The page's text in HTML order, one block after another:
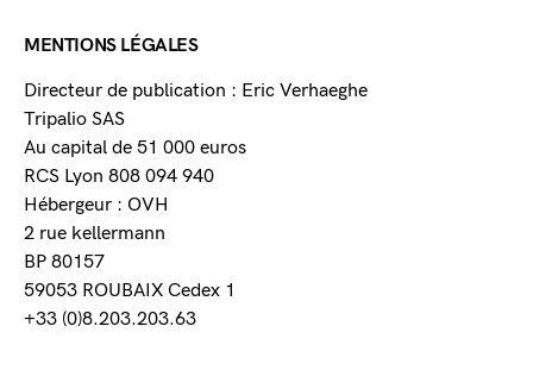
MENTIONS LÉGALES
Directeur de publication : Eric Verhaeghe
Tripalio SAS
Au capital de 51 000 euros
RCS Lyon 808 094 940
Hébergeur : OVH
2 rue kellermann
BP 80157
59053 ROUBAIX Cedex 1
+33 (0)8.203.203.63